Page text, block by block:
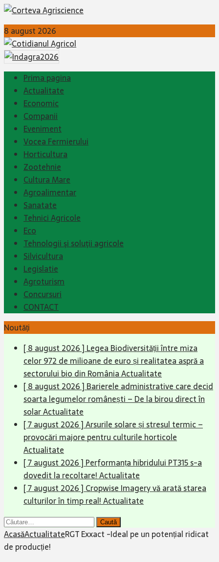
8 august 2026
Prima pagina
Actualitate
Economic
Companii
Eveniment
Vocea Fermierului
Horticultura
Zootehnie
Cultura Mare
Agroalimentar
Sanatate
Tehnici Agricole
Eco
Tehnologii şi soluţii agricole
Silvicultura
Legislatie
Agroturism
Concursuri
CONTACT
Noutăți
[ 8 august 2026 ] Legea Biodiversității între miza
celor 972 de milioane de euro și realitatea aspră a
sectorului bio din RomâniaActualitate
[ 8 august 2026 ] Barierele administrative care decid
soarta legumelor românești – De la birou direct în
solarActualitate
[ 7 august 2026 ]Arsurile solare și stresul termic –
provocări majore pentru culturile horticole
Actualitate
[ 7 august 2026 ] Performanța hibridului PT315 s-a
dovedit la recoltare!Actualitate
[ 7 august 2026 ] Cropwise Imagery vă arată starea
culturilor în timp real!Actualitate
Caută
după:
AcasăActualitateRGT Exxact -Ideal pe un potențial ridicat
de producție!